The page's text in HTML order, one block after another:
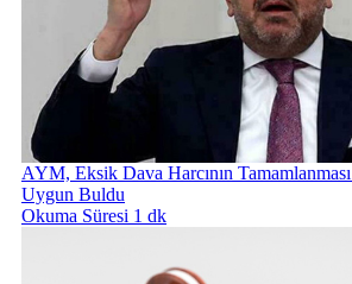
AYM, Eksik Dava Harcının Tamamlanması
Uygun Buldu
Okuma Süresi 1 dk